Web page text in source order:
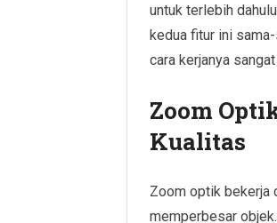
untuk terlebih
kedua fitur ini
cara kerjanya
Zoom
Kualitas
Zoom optik bekerja
memperbesar